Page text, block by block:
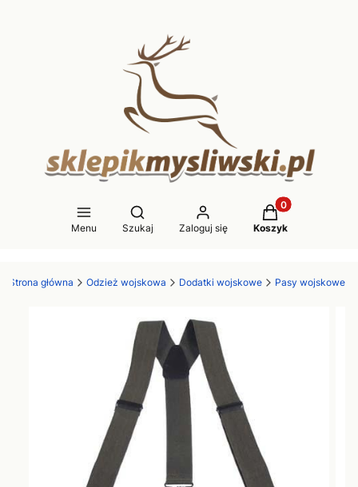
Menu
Otwórz wyszukiwarkę
Szukaj Zaloguj się
Produkty w
Koszyk
Strona główna Odzież wojskowa Dodatki wojskowe Pasy wojskowe